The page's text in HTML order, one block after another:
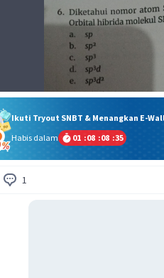
Ikuti Tryout SNBT & Menangkan E-
Habis dalam
01 :08 :08 :35
1